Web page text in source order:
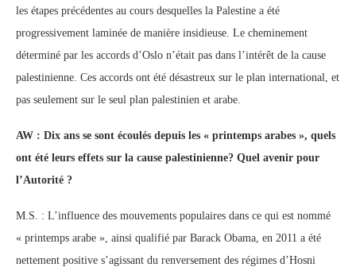
les étapes précédentes au cours desquelles la Palestine a été
progressivement laminée de manière insidieuse. Le cheminement
déterminé par les accords d’Oslo n’était pas dans l’intérêt de la cause
palestinienne. Ces accords ont été désastreux sur le plan international, et
pas seulement sur le seul plan palestinien et arabe.
AW : Dix ans se sont écoulés depuis les « printemps arabes », quels
ont été leurs effets sur la cause palestinienne? Quel avenir pour
l’Autorité ?
M.S. : L’influence des mouvements populaires dans ce qui est nommé
« printemps arabe », ainsi qualifié par Barack Obama, en 2011 a été
nettement positive s’agissant du renversement des régimes d’Hosni